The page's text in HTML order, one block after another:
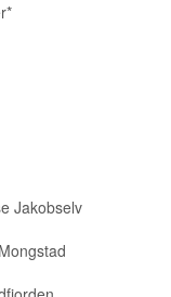
Jakobselv